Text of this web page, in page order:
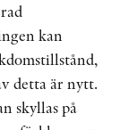
kan
detta är nytt.
skyllas på